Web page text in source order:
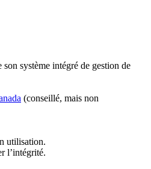
système intégré de gestion de
(conseillé, mais non
utilisation.
l’intégrité.